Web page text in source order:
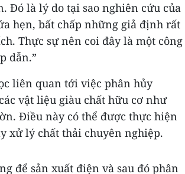
Đó là lý do tại sao nghiên cứu của
hẹn, bất chấp những giả định rất
Thực sự nên coi đây là một công
dẫn.”
liên quan tới việc phân hủy
vật liệu giàu chất hữu cơ như
Điều này có thể được thực hiện
xử lý chất thải chuyên nghiệp.
để sản xuất điện và sau đó phân